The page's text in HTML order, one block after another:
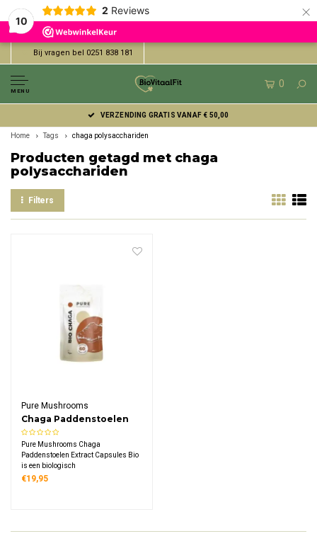
10
2 Reviews ×
Bij vragen bel 0251 838 181
MENU
0
VERZENDING GRATIS VANAF € 50,00
Home Tags chaga polysacchariden
Producten getagd met chaga
polysacchariden
Filters
Pure Mushrooms
Chaga Paddenstoelen
Extract Capsules Bio
Pure Mushrooms Chaga
Paddenstoelen Extract Capsules Bio
is een biologisch
voedingssupplement met 320 mg
€19,95